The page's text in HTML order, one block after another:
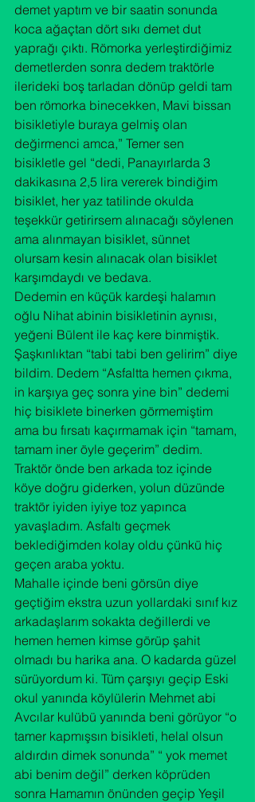
demet yaptım ve bir saatin sonunda
koca ağaçtan dört sıkı demet dut
yaprağı çıktı. Römorka yerleştirdiğimiz
demetlerden sonra dedem traktörle
ilerideki boş tarladan dönüp geldi tam
ben römorka binecekken, Mavi bissan
bisikletiyle buraya gelmiş olan
değirmenci amca,” Temer sen
bisikletle gel “dedi, Panayırlarda 3
dakikasına 2,5 lira vererek bindiğim
bisiklet, her yaz tatilinde okulda
teşekkür getirirsem alınacağı söylenen
ama alınmayan bisiklet, sünnet
olursam kesin alınacak olan bisiklet
karşımdaydı ve bedava.
Dedemin en küçük kardeşi halamın
oğlu Nihat abinin bisikletinin aynısı,
yeğeni Bülent ile kaç kere binmiştik.
Şaşkınlıktan “tabi tabi ben gelirim” diye
bildim. Dedem “Asfaltta hemen çıkma,
in karşıya geç sonra yine bin” dedemi
hiç bisiklete binerken görmemiştim
ama bu fırsatı kaçırmamak için “tamam,
tamam iner öyle geçerim” dedim.
Traktör önde ben arkada toz içinde
köye doğru giderken, yolun düzünde
traktör iyiden iyiye toz yapınca
yavaşladım. Asfaltı geçmek
beklediğimden kolay oldu çünkü hiç
geçen araba yoktu.
Mahalle içinde beni görsün diye
geçtiğim ekstra uzun yollardaki sınıf kız
arkadaşlarım sokakta değillerdi ve
hemen hemen kimse görüp şahit
olmadı bu harika ana. O kadarda güzel
sürüyordum ki. Tüm çarşıyı geçip Eski
okul yanında köylülerin Mehmet abi
Avcılar kulübü yanında beni görüyor “o
tamer kapmışsın bisikleti, helal olsun
aldırdın dimek sonunda” “ yok memet
abi benim değil” derken köprüden
sonra Hamamın önünden geçip Yeşil